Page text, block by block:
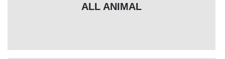
ALL ANIMAL